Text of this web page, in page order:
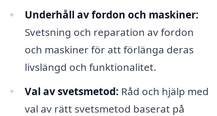
Underhåll av fordon och maskiner:
Svetsning och reparation av fordon
och maskiner för att förlänga deras
livslängd och funktionalitet.
Val av svetsmetod: Råd och hjälp med
val av rätt svetsmetod baserat på